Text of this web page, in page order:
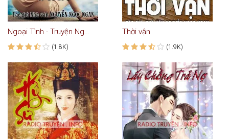
Ngoại Tình - Truyện Ngắn
(1.8K)
Thời vận
(1.9K)